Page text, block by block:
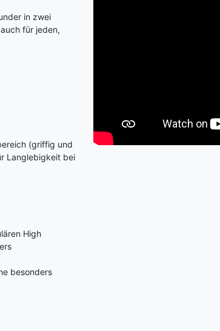
in zwei
auch für jeden,
(griffig und
Langlebigkeit bei
High
besonders